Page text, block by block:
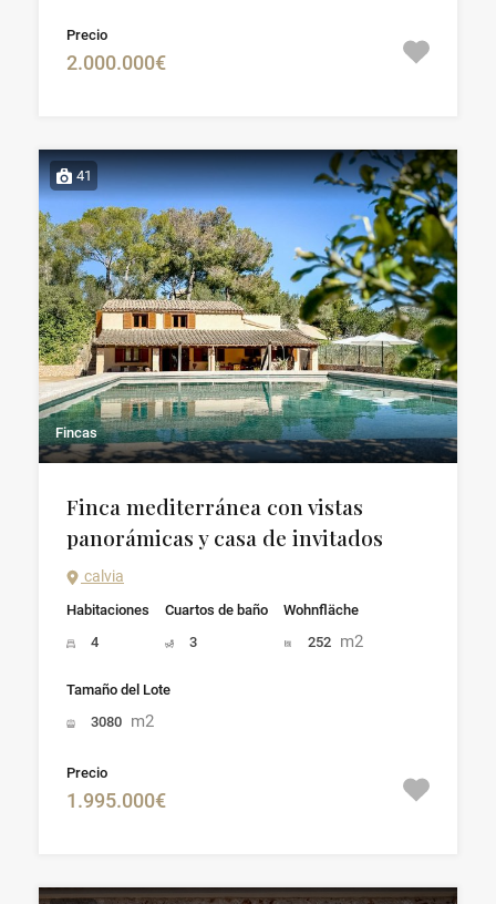
Precio
2.000.000€
41
Fincas
Finca mediterránea con vistas
panorámicas y casa de invitados
calvia
Habitaciones
4
Cuartos de baño
3
Wohnfläche
252 m2
Tamaño del Lote
3080 m2
Precio
1.995.000€